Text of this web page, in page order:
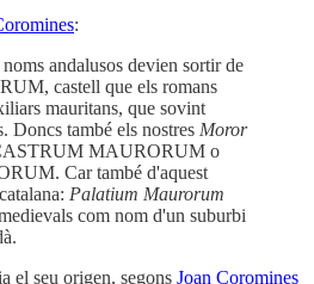
:
andalusos devien sortir de
castell que els romans
mauritans, que sovint
Doncs també els nostres Moror
MAURORUM o
Car també d'aquest
Palatium Maurorum
com nom d'un suburbi
el seu origen, segons Joan Coromines